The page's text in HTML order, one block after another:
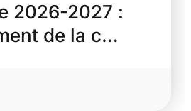
2026-2027 :
de la c…